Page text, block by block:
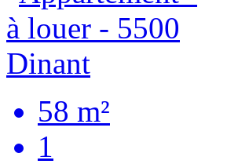
58 m²
1